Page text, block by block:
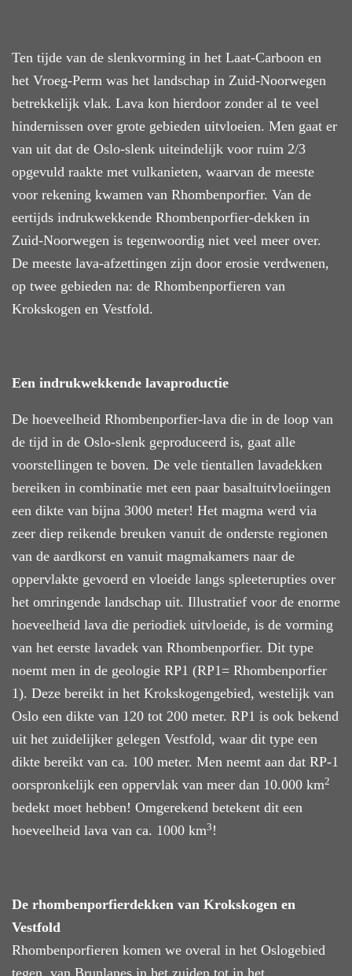
Ten tijde van de slenkvorming in het Laat-Carboon en
het Vroeg-Perm was het landschap in Zuid-Noorwegen
betrekkelijk vlak. Lava kon hierdoor zonder al te veel
hindernissen over grote gebieden uitvloeien. Men gaat er
van uit dat de Oslo-slenk uiteindelijk voor ruim 2/3
opgevuld raakte met vulkanieten, waarvan de meeste
voor rekening kwamen van Rhombenporfier. Van de
eertijds indrukwekkende Rhombenporfier-dekken in
Zuid-Noorwegen is tegenwoordig niet veel meer over.
De meeste lava-afzettingen zijn door erosie verdwenen,
op twee gebieden na: de Rhombenporfieren van
Krokskogen en Vestfold.
Een indrukwekkende lavaproductie
De hoeveelheid Rhombenporfier-lava die in de loop van
de tijd in de Oslo-slenk geproduceerd is, gaat alle
voorstellingen te boven. De vele tientallen lavadekken
bereiken in combinatie met een paar basaltuitvloeiingen
een dikte van bijna 3000 meter! Het magma werd via
zeer diep reikende breuken vanuit de onderste regionen
van de aardkorst en vanuit magmakamers naar de
oppervlakte gevoerd en vloeide langs spleeterupties over
het omringende landschap uit. Illustratief voor de enorme
hoeveelheid lava die periodiek uitvloeide, is de vorming
van het eerste lavadek van Rhombenporfier. Dit type
noemt men in de geologie RP1 (RP1= Rhombenporfier
1). Deze bereikt in het Krokskogengebied, westelijk van
Oslo een dikte van 120 tot 200 meter. RP1 is ook bekend
uit het zuidelijker gelegen Vestfold, waar dit type een
dikte bereikt van ca. 100 meter. Men neemt aan dat RP-1
oorspronkelijk een oppervlak van meer dan 10.000 km2
bedekt moet hebben! Omgerekend betekent dit een
hoeveelheid lava van ca. 1000 km3 !
De rhombenporfierdekken van Krokskogen en
Vestfold
Rhombenporfieren komen we overal in het Oslogebied
tegen, van Brunlanes in het zuiden tot in het